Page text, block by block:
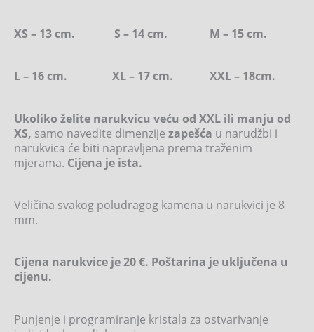
XS – 13 cm. S – 14 cm. M – 15 cm.
L – 16 cm. XL – 17 cm. XXL – 18cm.
Ukoliko želite narukvicu veću od XXL ili manju od
XS, samo navedite dimenzije zapešća u narudžbi i
narukvica će biti napravljena prema traženim
mjerama. Cijena je ista.
Veličina svakog poludragog kamena u narukvici je 8
mm.
Cijena narukvice je 20 €. Poštarina je uključena u
cijenu.
Punjenje i programiranje kristala za ostvarivanje